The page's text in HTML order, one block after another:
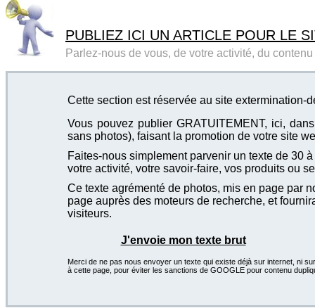
PUBLIEZ ICI UN ARTICLE POUR LE
Parlez-nous de vous, de votre activité, du
Cette section est réservée au site extermination-
Vous pouvez publier GRATUITEMENT, ici,
sans photos), faisant la promotion de votre site
Faites-nous simplement parvenir un texte de 30
votre activité, votre savoir-faire, vos produits ou
Ce texte agrémenté de photos, mis en page par
page auprès des moteurs de recherche, et
visiteurs.
J'envoie mon texte brut
Merci de ne pas nous envoyer un texte qui existe déjà sur internet, ni
à cette page, pour éviter les sanctions de GOOGLE pour contenu